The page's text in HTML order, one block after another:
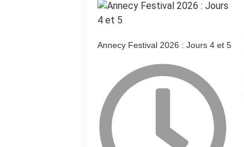
Annecy Festival 2026 : Jours 4 et 5